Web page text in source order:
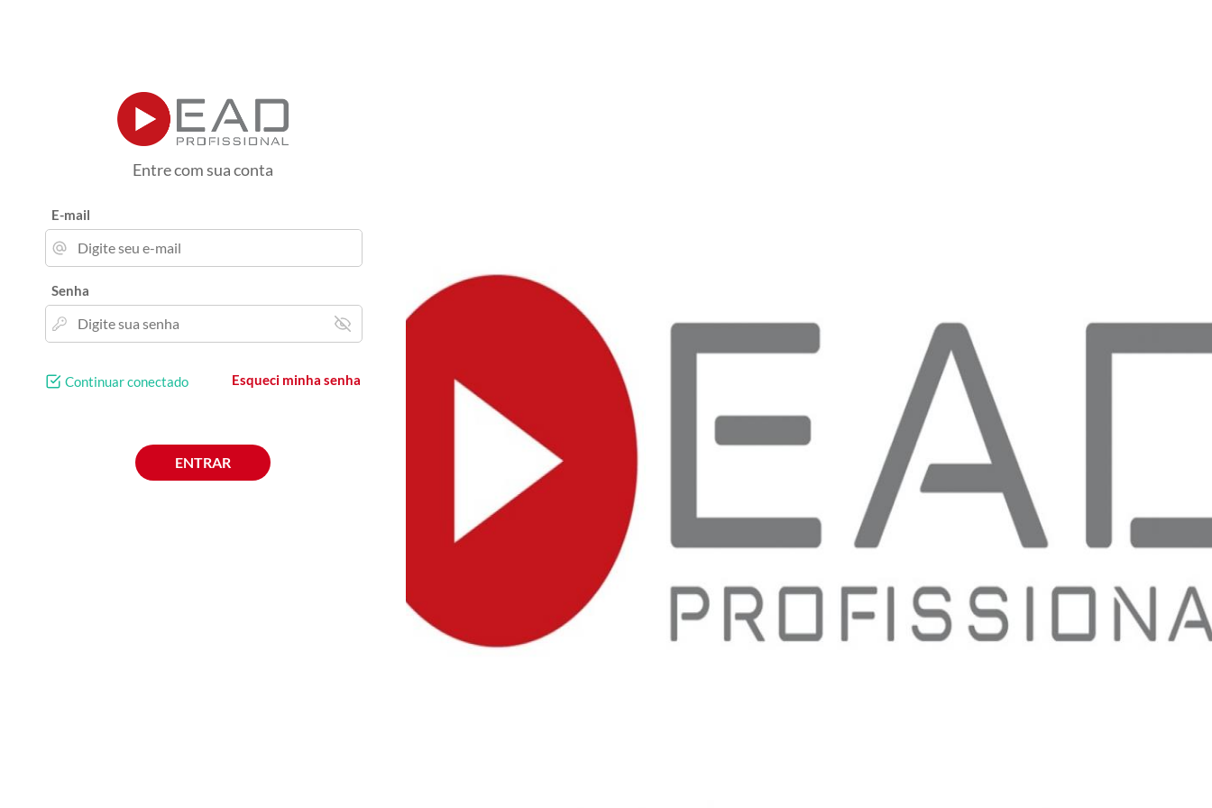
Entre com sua conta
E-mail
Senha
Continuar conectado Esqueci minha senha
ENTRAR